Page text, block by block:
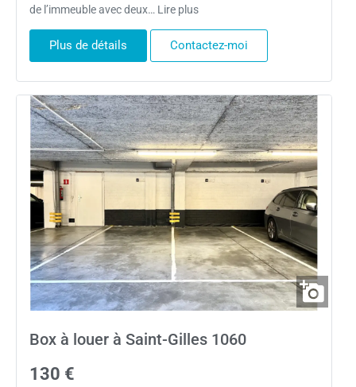
de l’immeuble avec deux… Lire plus
Plus de détails Contactez-moi
Box à louer à Saint-Gilles 1060
130 €